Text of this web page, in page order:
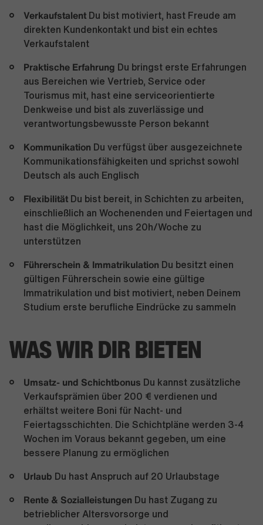
Verkaufstalent Du bist motiviert, hast Freude am
direkten Kundenkontakt und bist ein echtes
Verkaufstalent
Praktische Erfahrung Du bringst erste Erfahrungen
aus Bereichen wie Vertrieb, Service oder
Tourismus mit, hast eine serviceorientierte
Denkweise und bist als zuverlässige und
verantwortungsbewusste Person bekannt
Kommunikation Du verfügst über ausgezeichnete
Kommunikationsfähigkeiten und sprichst sowohl
Deutsch als auch Englisch
Flexibilität Du bist bereit, in Schichten zu arbeiten,
einschließlich an Wochenenden und Feiertagen und
hast die Möglichkeit, uns 20h/Woche zu
unterstützen
Führerschein & Immatrikulation Du besitzt einen
gültigen Führerschein sowie eine gültige
Immatrikulation und bist motiviert, neben Deinem
Studium erste berufliche Eindrücke zu sammeln
WAS WIR DIR BIETEN
Umsatz- und Schichtbonus Du kannst zusätzliche
Verkaufsprämien über 200 € verdienen und
erhältst weitere Boni für Nacht- und
Feiertagsschichten. Die Schichtpläne werden 3-4
Wochen im Voraus bekannt gegeben, um eine
bessere Planung zu ermöglichen
Urlaub Du hast Anspruch auf 20 Urlaubstage
Rente & Sozialleistungen Du hast Zugang zu
betrieblicher Altersvorsorge und